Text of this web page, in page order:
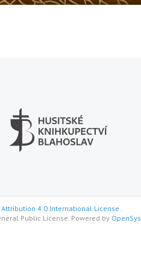
4.0 International License.
Public License. Powered by OpenSys